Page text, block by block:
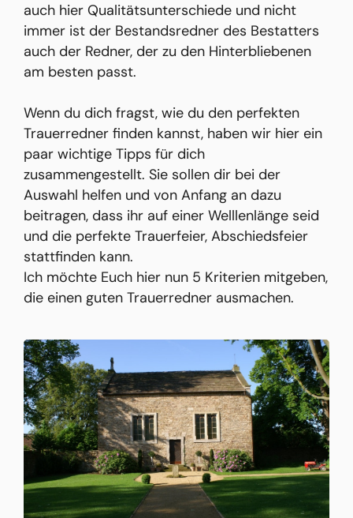
auch hier Qualitätsunterschiede und nicht
immer ist der Bestandsredner des Bestatters
auch der Redner, der zu den Hinterbliebenen
am besten passt.
Wenn du dich fragst, wie du den perfekten
Trauerredner finden kannst, haben wir hier ein
paar wichtige Tipps für dich
zusammengestellt. Sie sollen dir bei der
Auswahl helfen und von Anfang an dazu
beitragen, dass ihr auf einer Welllenlänge seid
und die perfekte Trauerfeier, Abschiedsfeier
stattfinden kann.
Ich möchte Euch hier nun 5 Kriterien mitgeben,
die einen guten Trauerredner ausmachen.